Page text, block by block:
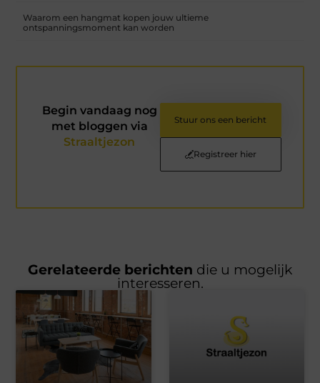
Waarom een hangmat kopen jouw ultieme
ontspanningsmoment kan worden
Begin vandaag nog
met bloggen via
Straaltjezon
Stuur ons een bericht
Registreer hier
Gerelateerde berichten die u mogelijk
interesseren.